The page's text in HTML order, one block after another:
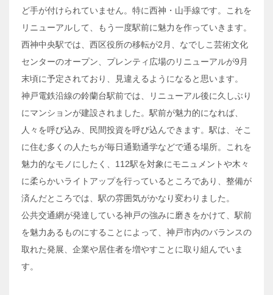
ど手が付けられていません。特に西神・山手線です。これを
リニューアルして、もう一度駅前に魅力を作っていきます。
西神中央駅では、西区役所の移転が2月、なでしこ芸術文化
センターのオープン、プレンティ広場のリニューアルが9月
末頃に予定されており、見違えるようになると思います。
神戸電鉄沿線の鈴蘭台駅前では、リニューアル後に久しぶり
にマンションが建設されました。駅前が魅力的になれば、
人々を呼び込み、民間投資を呼び込んできます。駅は、そこ
に住む多くの人たちが毎日通勤通学などで通る場所。これを
魅力的なモノにしたく、112駅を対象にモニュメントや木々
に柔らかいライトアップを行っているところであり、整備が
済んだところでは、駅の雰囲気がかなり変わりました。
公共交通網が発達している神戸の強みに磨きをかけて、駅前
を魅力あるものにすることによって、神戸市内のバランスの
取れた発展、企業や居住者を増やすことに取り組んでいま
す。